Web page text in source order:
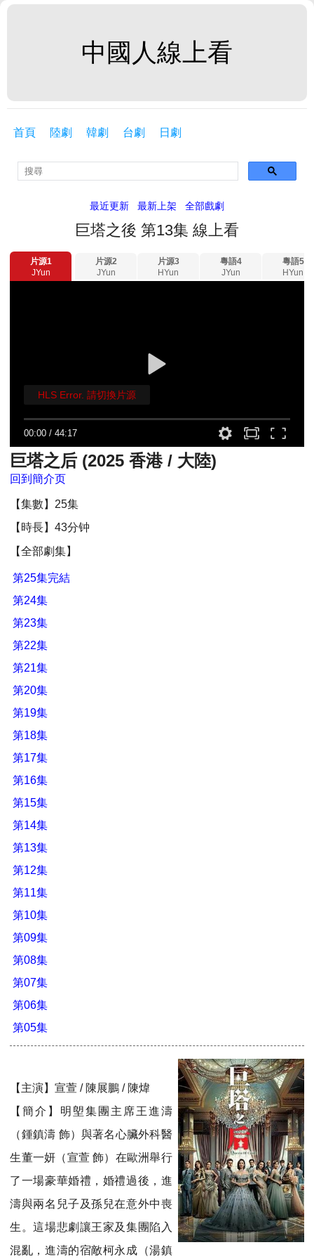
中國人線上看
首頁 陸劇 韓劇 台劇 日劇
最近更新 最新上架 全部戲劇
巨塔之後 第13集 線上看
片源1
JYun
片源2
JYun
片源3
HYun
粵語4
JYun
粵語5
HYun
00:00 /44:17
HLS Error. 請切換片源
巨塔之后 (2025 香港 / 大陸)
回到簡介页
【集數】25集
【時長】43分钟
【全部劇集】
第25集完結
第24集
第23集
第22集
第21集
第20集
第19集
第18集
第17集
第16集
第15集
第14集
第13集
第12集
第11集
第10集
第09集
第08集
第07集
第06集
第05集
【主演】宣萱 / 陳展鵬 / 陳煒
【簡介】明塱集團主席王進濤
（鍾鎮濤 飾）與著名心臟外科醫
生董一妍（宣萱 飾）在歐洲舉行
了一場豪華婚禮，婚禮過後，進
濤與兩名兒子及孫兒在意外中喪
生。這場悲劇讓王家及集團陷入
混亂，進濤的宿敵柯永成（湯鎮